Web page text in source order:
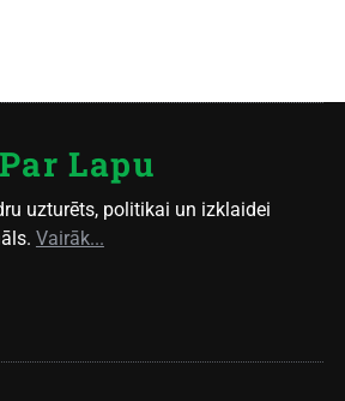
Par Lapu
uzturēts, politikai un izklaidei
Vairāk...